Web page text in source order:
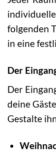
folgenden
in eine
Der
Der
deine
Gestalte